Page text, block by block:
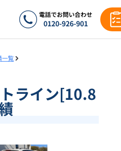
電話でお問い合わせ
0120-926-901
一覧
ライン[10.8
1/18